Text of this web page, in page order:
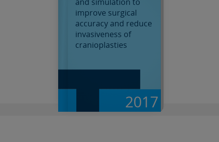
improve surgical
accuracy and reduce
invasiveness of
cranioplasties
2017